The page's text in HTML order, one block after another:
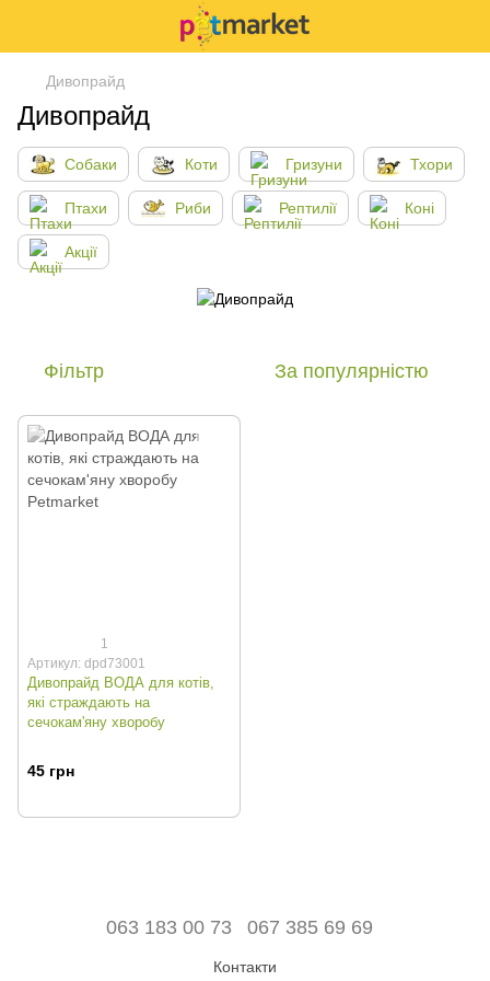
Дивопрайд
Дивопрайд
Собаки Коти Гризуни Тхори
Птахи Риби Рептилії Коні
Акції
Фільтр За популярністю
1
Артикул: dpd73001
Дивопрайд ВОДА для котів,
які страждають на
сечокам'яну хворобу
45 грн
063 183 00 73 067 385 69 69
Контакти